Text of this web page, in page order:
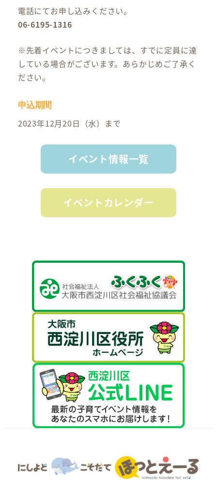
電話にてお申し込みください。
06-6195-1316
※先着イベントにつきましては、すでに定員に達
している場合がございます。あらかじめご了承く
ださい。
申込期間
2023年12月20日（水）まで
イベント情報一覧
イベントカレンダー